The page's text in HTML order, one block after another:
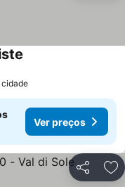
cidade
Ver preços
Partilhar